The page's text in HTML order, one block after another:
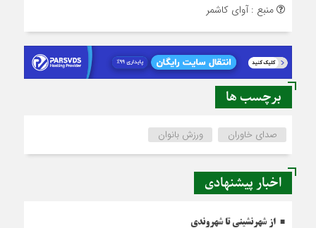
منبع : آوای کاشمر
برچسب ها
صدای خاوران ورزش بانوان
اخبار پیشنهادی
از شهرنشینی تا شهروندی